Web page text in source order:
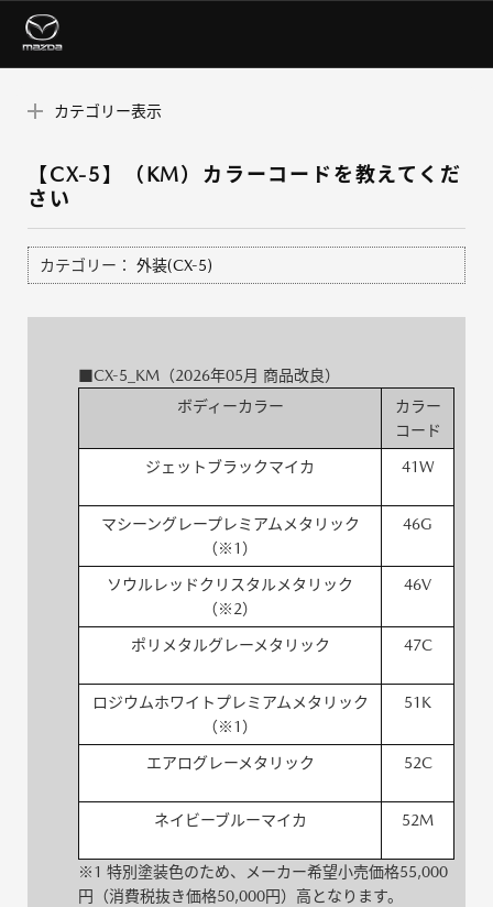
カテゴリー表示
【CX-5】（KM）カラーコードを教えてくだ
さい
カテゴリー： 外装(CX-5)
■CX-5_KM（2026年05月 商品改良）
ボディーカラー
カラー
コード
ジェットブラックマイカ 41W
マシーングレープレミアムメタリック
（※1）
46G
ソウルレッドクリスタルメタリック
（※2）
46V
ポリメタルグレーメタリック 47C
ロジウムホワイトプレミアムメタリック
（※1）
51K
エアログレーメタリック 52C
ネイビーブルーマイカ 52M
※1 特別塗装色のため、メーカー希望小売価格55,000
円（消費税抜き価格50,000円）高となります。